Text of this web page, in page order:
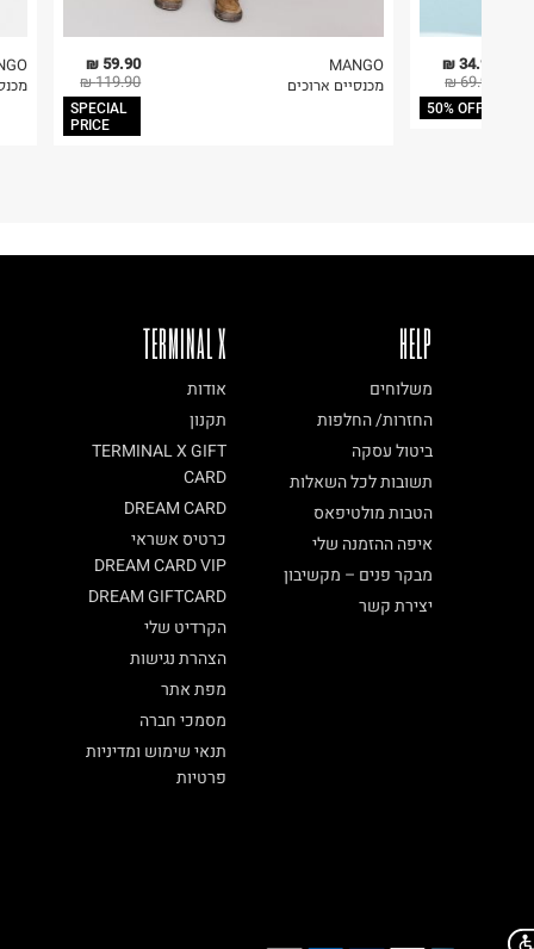
59.90 ₪
119.90 ₪
SPECIAL
PRICE
MANGO
מכנסיים ארוכים
34.95 ₪
69.90 ₪
50% OFF
TERMINAL X
אודות
תקנון
TERMINAL X GIFT
CARD
DREAM CARD
כרטיס אשראי
DREAM CARD VIP
DREAM GIFTCARD
הקרדיט שלי
הצהרת נגישות
מפת אתר
מסמכי חברה
תנאי שימוש ומדיניות
פרטיות
HELP
משלוחים
החזרות/ החלפות
ביטול עסקה
תשובות לכל השאלות
הטבות מולטיפאס
איפה ההזמנה שלי
מבקר פנים – מקשיבון
יצירת קשר